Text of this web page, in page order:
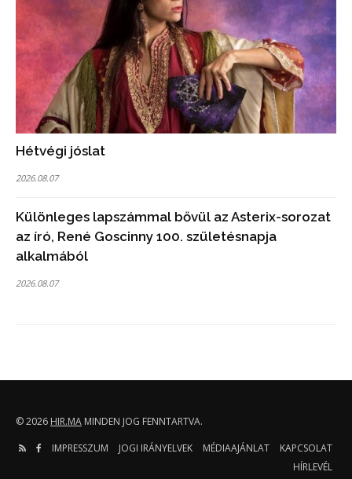
Hétvégi jóslat
2026.08.07
Különleges lapszámmal bővül az Asterix-sorozat
az író, René Goscinny 100. születésnapja
alkalmából
2026.08.07
© 2026 HIR.MA MINDEN JOG FENNTARTVA.
IMPRESSZUM
JOGI IRÁNYELVEK MÉDIAAJÁNLAT
KAPCSOLAT
HÍRLEVÉL